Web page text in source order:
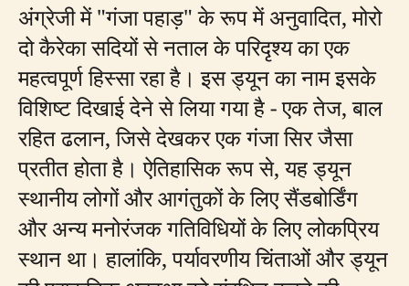
अंग्रेजी में "गंजा पहाड़" के रूप में अनुवादित, मोरो
दो कैरेका सदियों से नताल के परिदृश्य का एक
महत्वपूर्ण हिस्सा रहा है। इस ड्यून का नाम इसके
विशिष्ट दिखाई देने से लिया गया है - एक तेज, बाल
रहित ढलान, जिसे देखकर एक गंजा सिर जैसा
प्रतीत होता है। ऐतिहासिक रूप से, यह ड्यून
स्थानीय लोगों और आगंतुकों के लिए सैंडबोर्डिंग
और अन्य मनोरंजक गतिविधियों के लिए लोकप्रिय
स्थान था। हालांकि, पर्यावरणीय चिंताओं और ड्यून